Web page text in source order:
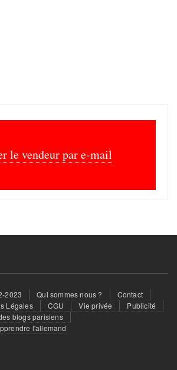
le vendeur par e-mail
2023 Qui sommes nous ?
Contact
Légales CGU Vie privée
Publicité
blogs parisiens
l'allemand